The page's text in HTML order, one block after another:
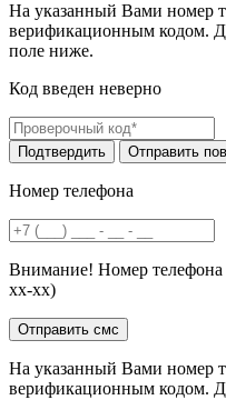
На указанный Вами номер
верификационным кодом.
поле ниже.
Код введен неверно
Номер телефона
Внимание! Номер телефона
хх-хх)
На указанный Вами номер
верификационным кодом.